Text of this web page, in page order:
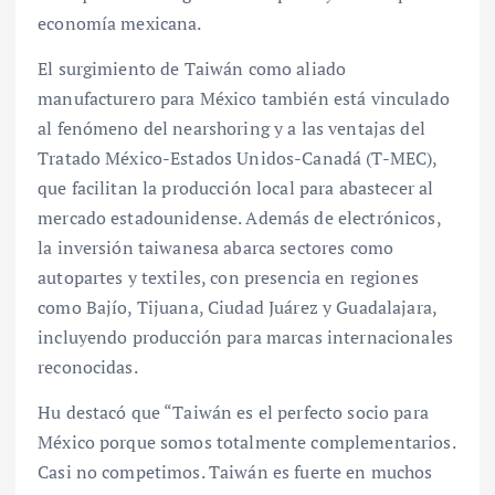
economía mexicana.
El surgimiento de Taiwán como aliado
manufacturero para México también está vinculado
al fenómeno del nearshoring y a las ventajas del
Tratado México-Estados Unidos-Canadá (T-MEC),
que facilitan la producción local para abastecer al
mercado estadounidense. Además de electrónicos,
la inversión taiwanesa abarca sectores como
autopartes y textiles, con presencia en regiones
como Bajío, Tijuana, Ciudad Juárez y Guadalajara,
incluyendo producción para marcas internacionales
reconocidas.
Hu destacó que “Taiwán es el perfecto socio para
México porque somos totalmente complementarios.
Casi no competimos. Taiwán es fuerte en muchos